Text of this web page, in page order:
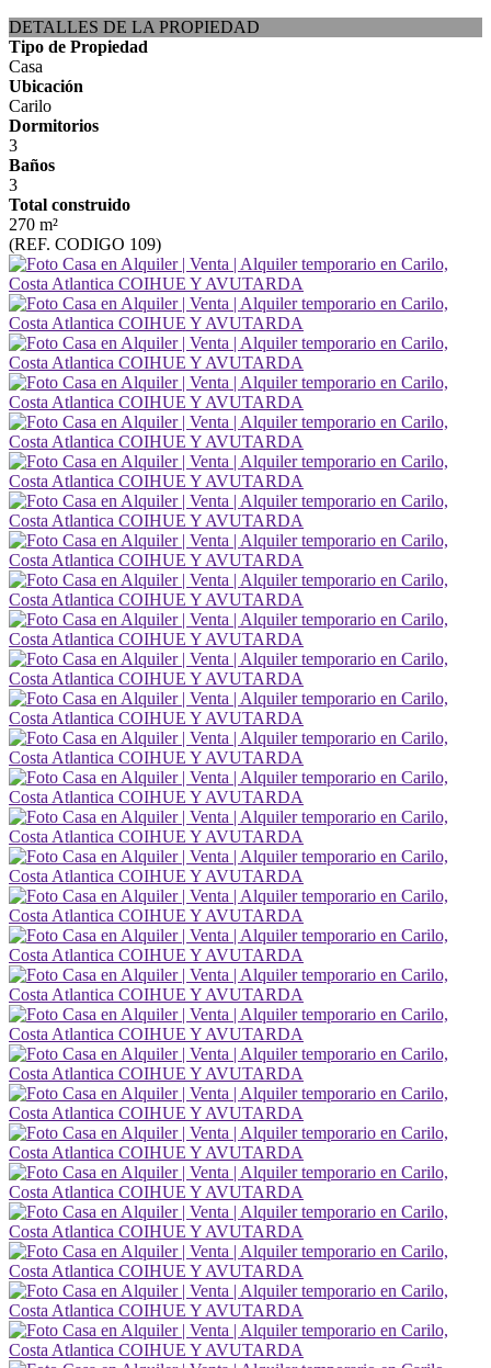
DETALLES DE LA PROPIEDAD
Tipo de Propiedad
Casa
Ubicación
Carilo
Dormitorios
3
Baños
3
Total construido
270 m²
(REF. CODIGO 109)